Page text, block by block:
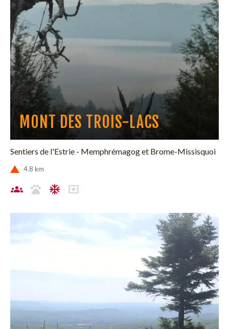
MONT DES TROIS-LACS
Sentiers de l'Estrie - Memphrémagog et Brome-Missisquoi
4.8 km